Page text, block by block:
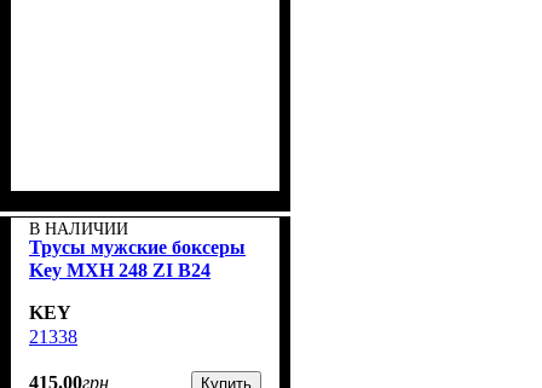
В НАЛИЧИИ
Трусы мужские боксеры
Key MXH 248 ZI B24
KEY
21338
415.00грн Купить